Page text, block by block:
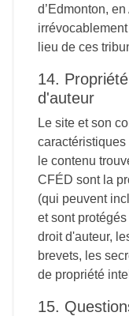
d’Edmonton,
lieu de ces
14.
d'auteur
Le site et son
le contenu
CFÉD sont la
(qui peuvent
et sont
droit d'auteur,
brevets, les
de propriété
15.